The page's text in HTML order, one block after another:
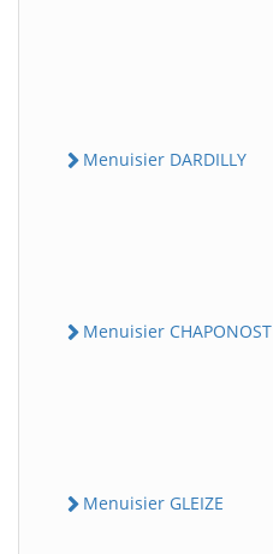
Menuisier DARDILLY
Menuisier CHAPONOST
Menuisier GLEIZE